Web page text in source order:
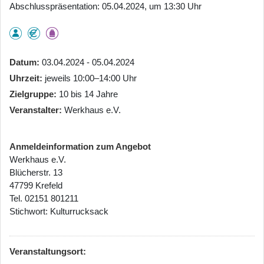
Abschlusspräsentation: 05.04.2024, um 13:30 Uhr
Datum 03.04.2024 - 05.04.2024
Uhrzeit jeweils 10:00–14:00 Uhr
Zielgruppe 10 bis 14 Jahre
Veranstalter Werkhaus e.V.
Anmeldeinformation zum Angebot
Werkhaus e.V.
Blücherstr. 13
47799 Krefeld
Tel. 02151 801211
Stichwort: Kulturrucksack
Veranstaltungsort: